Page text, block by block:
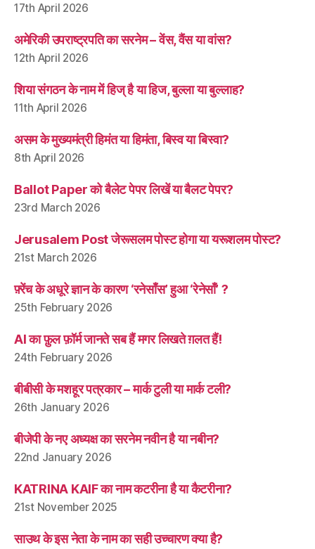
17th April 2026
अमेरिकी उपराष्ट्रपति का सरनेम – वेंस, वैंस या वांस?
12th April 2026
शिया संगठन के नाम में हिज् है या हिज, बुल्ला या बुल्लाह?
11th April 2026
असम के मुख्यमंत्री हिमंत या हिमंता, बिस्व या बिस्वा?
8th April 2026
Ballot Paper को बैलेट पेपर लिखें या बैलट पेपर?
23rd March 2026
Jerusalem Post जेरूसलम पोस्ट होगा या यरूशलम पोस्ट?
21st March 2026
फ़्रेंच के अधूरे ज्ञान के कारण ‘रनेसाँस’ हुआ ‘रेनेसाँ’ ?
25th February 2026
AI का फ़ुल फ़ॉर्म जानते सब हैं मगर लिखते ग़लत हैं!
24th February 2026
बीबीसी के मशहूर पत्रकार – मार्क टुली या मार्क टली?
26th January 2026
बीजेपी के नए अध्यक्ष का सरनेम नवीन है या नबीन?
22nd January 2026
KATRINA KAIF का नाम कटरीना है या कैटरीना?
21st November 2025
साउथ के इस नेता के नाम का सही उच्चारण क्या है?